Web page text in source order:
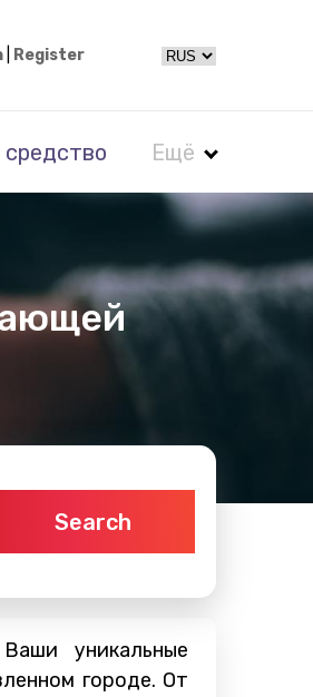
Register
Ещё
Search
уникальные
городе. От